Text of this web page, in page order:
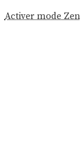
Activer mode Zen